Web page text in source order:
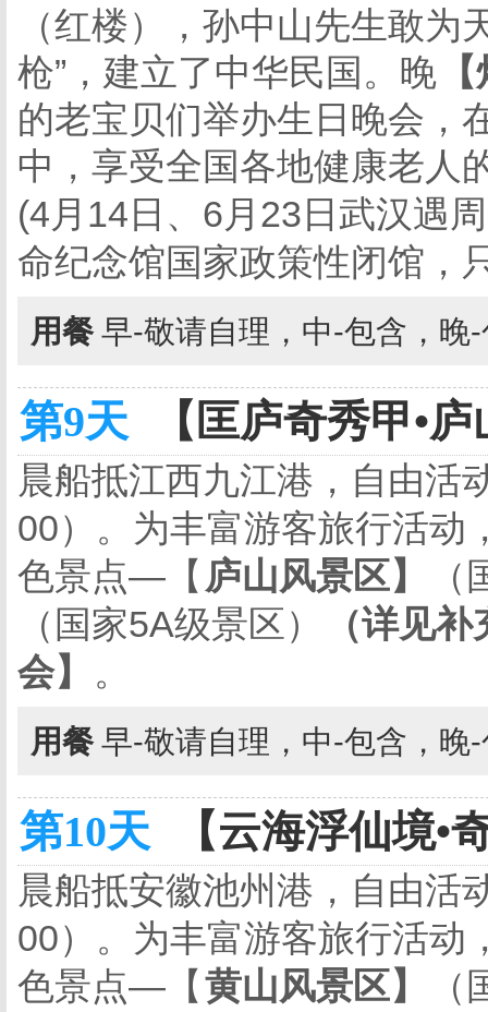
（红楼），孙中山先生敢为
枪”，建立了中华民国。晚
的老宝贝们举办生日晚会，
中，享受全国各地健康老人
(4月14 日 、6月23 日 武汉遇
命纪念馆国家政策性闭馆，
用餐 早-敬请自理，中-包含，晚
第9天 【匡庐奇秀甲•
晨船抵江西九江港，自由活
00）。为丰富游客旅行活动
色景点—【 庐山风景区】
（
（国家5A级景区）
（详见
会】
。
用餐 早-敬请自理，中-包含，晚
第10天 【云海浮仙境•
晨船抵安徽池州港，自由活
00）。为丰富游客旅行活动
色景点—【 黄山风景区】
（